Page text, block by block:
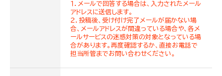
１．メールで回答する場合は、入力されたメール
アドレスに送信します。
２．投稿後、受け付け完了メールが届かない場
合、メールアドレスが間違っている場合や、各メ
ールサービスの迷惑対策の対象となっている場
合があります。再度確認するか、直接お電話で
担当所管までお問い合わせください。